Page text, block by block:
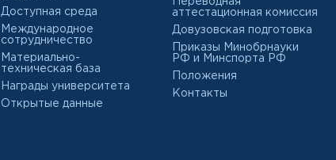
Доступная среда
Международное
сотрудничество
Материально-
техническая база
Награды университета
Открытые данные
Переводная
аттестационная комиссия
Довузовская подготовка
Приказы Минобрнауки
РФ и Минспорта РФ
Положения
Контакты